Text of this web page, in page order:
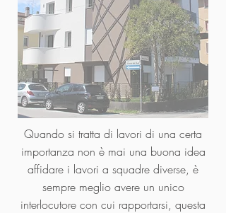
Quando si tratta di lavori di una certa
importanza non è mai una buona idea
affidare i lavori a squadre diverse, è
sempre meglio avere un unico
interlocutore con cui rapportarsi, questa